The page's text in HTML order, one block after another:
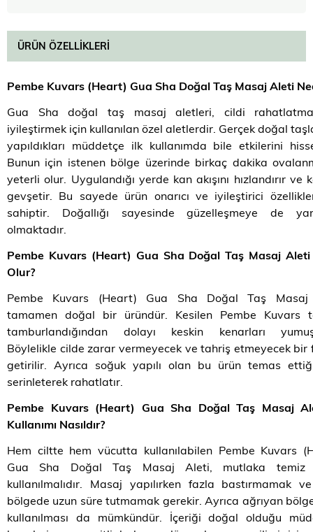
ÜRÜN ÖZELLIKLERI
Pembe Kuvars (Heart) Gua Sha Doğal Taş Masaj Aleti
Gua Sha doğal taş masaj aletleri, cildi
iyileştirmek için kullanılan özel aletlerdir. Gerçek doğal
yapıldıkları müddetçe ilk kullanımda bile etkilerini
Bunun için istenen bölge üzerinde birkaç dakika
yeterli olur. Uygulandığı yerde kan akışını hızlandırır ve
gevşetir. Bu sayede ürün onarıcı ve iyileştirici
sahiptir. Doğallığı sayesinde güzelleşmeye de
olmaktadır.
Pembe Kuvars (Heart) Gua Sha Doğal Taş Masaj Aleti
Olur?
Pembe Kuvars (Heart) Gua Sha Doğal Taş
tamamen doğal bir üründür. Kesilen Pembe Kuvars
tamburlandığından dolayı keskin kenarları
Böylelikle cilde zarar vermeyecek ve tahriş etmeyecek bir
getirilir. Ayrıca soğuk yapılı olan bu ürün temas
serinleterek rahatlatır.
Pembe Kuvars (Heart) Gua Sha Doğal Taş Masaj
Kullanımı Nasıldır?
Hem ciltte hem vücutta kullanılabilen Pembe Kuvars
Gua Sha Doğal Taş Masaj Aleti, mutlaka temiz
kullanılmalıdır. Masaj yapılırken fazla bastırmamak
bölgede uzun süre tutmamak gerekir. Ayrıca ağrıyan
kullanılması da mümkündür. İçeriği doğal olduğu